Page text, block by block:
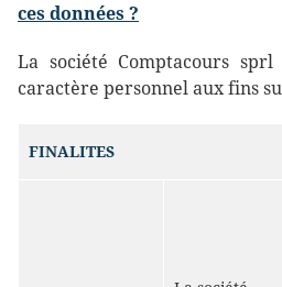
ces données ?
La société Comptacours
caractère personnel aux fins
FINALITES